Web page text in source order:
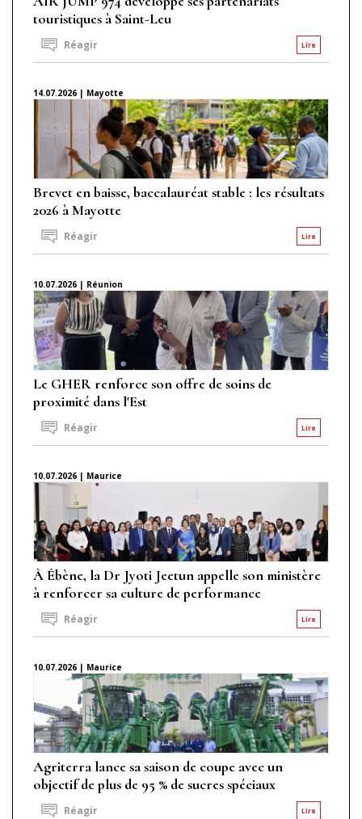
touristiques à Saint-Leu
Lire
Réagir
14.07.2026 | Mayotte
Brevet en baisse, baccalauréat stable : les résultats
2026 à Mayotte
Lire
Réagir
10.07.2026 | Réunion
Le GHER renforce son offre de soins de
proximité dans l'Est
Lire
Réagir
10.07.2026 | Maurice
À Ébène, la Dr Jyoti Jeetun appelle son ministère
à renforcer sa culture de performance
Lire
Réagir
10.07.2026 | Maurice
Agriterra lance sa saison de coupe avec un
objectif de plus de 95 % de sucres spéciaux
Lire
Réagir